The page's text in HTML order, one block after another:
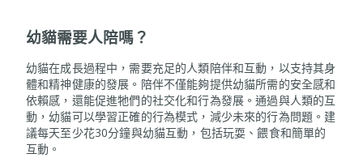
幼貓需要人陪嗎？
幼貓在成長過程中，需要充足的人類陪伴和互動，以支持其身
體和精神健康的發展。陪伴不僅能夠提供幼貓所需的安全感和
依賴感，還能促進牠們的社交化和行為發展。通過與人類的互
動，幼貓可以學習正確的行為模式，減少未來的行為問題。建
議每天至少花30分鐘與幼貓互動，包括玩耍、餵食和簡單的
互動。